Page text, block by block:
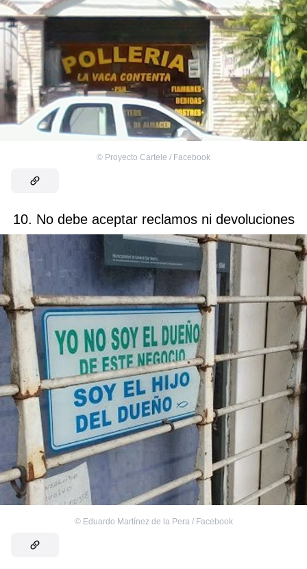
© Proyecto Cartele / Facebook
10. No debe aceptar reclamos ni devoluciones
© Eduardo Martínez de la Pera‎ / Facebook